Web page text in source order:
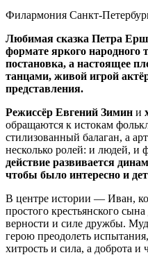
Филармония Санкт-
Любимая сказка Петра
формате яркого народного
постановка, а настоящее
танцами, живой игрой
представления.
Режиссёр Евгений Зимин и
обращаются к истокам
стилизованный балаган, а
несколько ролей: и людей, и
действие развивается
чтобы было интересно и
В центре истории — Иван,
простого крестьянского
верности и силе дружбы.
герою преодолеть
хитрость и сила, а доброта и